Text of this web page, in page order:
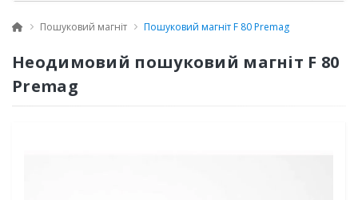
Пошуковий магніт Пошуковий магніт F 80 Premag
Неодимовий пошуковий магніт F 80
Premag